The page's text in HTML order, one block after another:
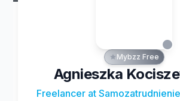
Mybzz Free
Agnieszka
Freelancer at